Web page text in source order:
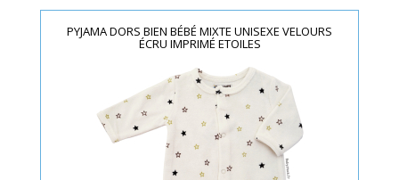
PYJAMA DORS BIEN BÉBÉ MIXTE UNISEXE VELOURS
ÉCRU IMPRIMÉ ETOILES